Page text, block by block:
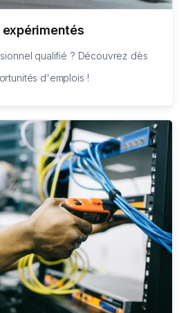
qualifié ? Découvrez dès
d'emplois !